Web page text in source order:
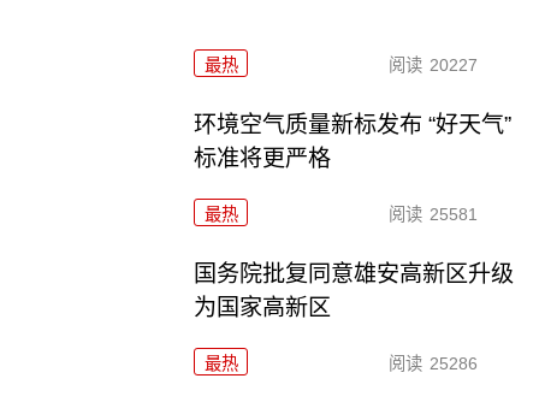
最热 阅读 20227
环境空气质量新标发布 “好天气”
标准将更严格
最热 阅读 25581
国务院批复同意雄安高新区升级
为国家高新区
最热 阅读 25286